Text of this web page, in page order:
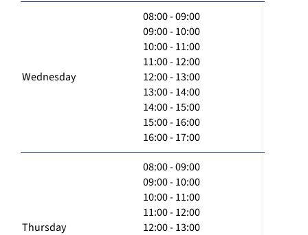
Wednesday
08:00 - 09:00
09:00 - 10:00
10:00 - 11:00
11:00 - 12:00
12:00 - 13:00
13:00 - 14:00
14:00 - 15:00
15:00 - 16:00
16:00 - 17:00
Thursday
08:00 - 09:00
09:00 - 10:00
10:00 - 11:00
11:00 - 12:00
12:00 - 13:00